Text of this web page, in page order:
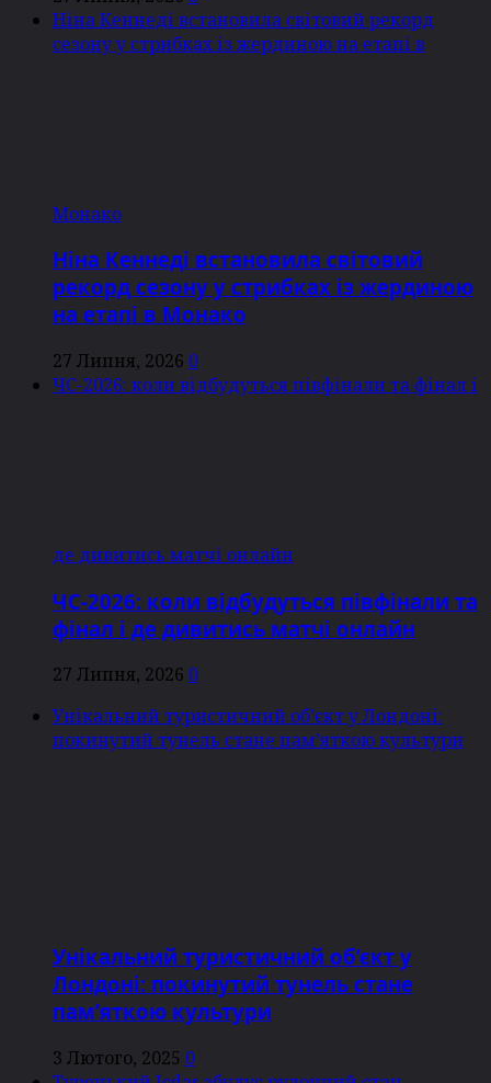
Ніна Кеннеді встановила світовий рекорд
сезону у стрибках із жердиною на етапі в
Монако
Ніна Кеннеді встановила світовий
рекорд сезону у стрибках із жердиною
на етапі в Монако
27 Липня, 2026 0
ЧС-2026: коли відбудуться півфінали та фінал і
де дивитись матчі онлайн
ЧС-2026: коли відбудуться півфінали та
фінал і де дивитись матчі онлайн
27 Липня, 2026 0
Унікальний туристичний об’єкт у Лондоні:
покинутий тунель стане пам’яткою культури
Унікальний туристичний об’єкт у
Лондоні: покинутий тунель стане
пам’яткою культури
3 Лютого, 2025 0